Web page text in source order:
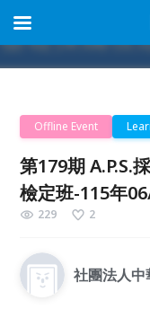
Offline Event
第179期 A.P.S.
檢定班-115年
229 2
社團法人